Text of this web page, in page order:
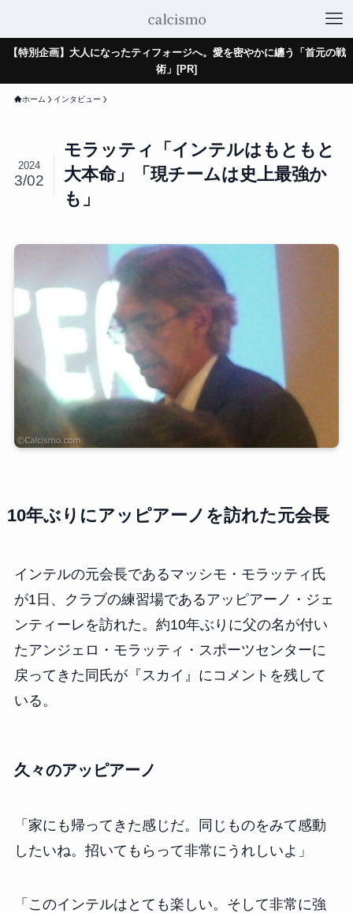
【特別企画】大人になったティフォージへ。愛を密やかに纏う「首元の戦
術」[PR]
ホーム インタビュー
モラッティ「インテルはもともと
大本命」「現チームは史上最強か
も」
2024
3/02
10年ぶりにアッピアーノを訪れた元会長
インテルの元会長であるマッシモ・モラッティ氏
が1日、クラブの練習場であるアッピアーノ・ジェ
ンティーレを訪れた。約10年ぶりに父の名が付い
たアンジェロ・モラッティ・スポーツセンターに
戻ってきた同氏が『スカイ』にコメントを残して
いる。
久々のアッピアーノ
「家にも帰ってきた感じだ。同じものをみて感動
したいね。招いてもらって非常にうれしいよ」
「このインテルはとても楽しい。そして非常に強